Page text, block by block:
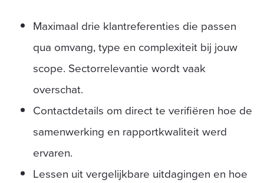
Maximaal drie klantreferenties die passen
qua omvang, type en complexiteit bij jouw
scope. Sectorrelevantie wordt vaak
overschat.
Contactdetails om direct te verifiëren hoe de
samenwerking en rapportkwaliteit werd
ervaren.
Lessen uit vergelijkbare uitdagingen en hoe